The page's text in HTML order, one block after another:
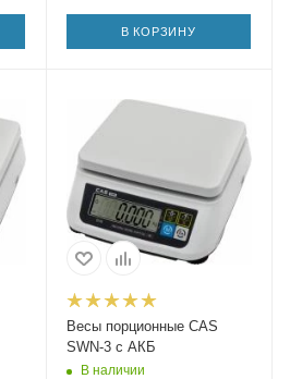
В КОРЗИНУ
Весы порционные CAS
SWN-3 с АКБ
В наличии